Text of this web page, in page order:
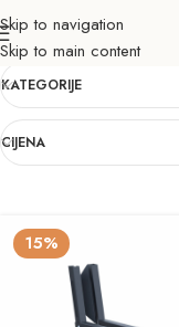
Skip to navigation
Skip to main content
Nosači za bicikla
KATEGORIJE
CIJENA
15%